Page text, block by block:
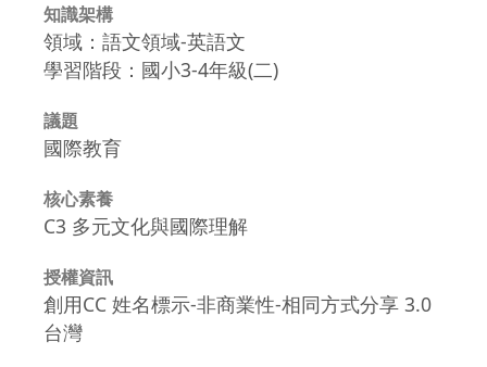
知識架構
領域：語文領域-英語文
學習階段：國小3-4年級(二)
議題
國際教育
核心素養
C3 多元文化與國際理解
授權資訊
創用CC 姓名標示-非商業性-相同方式分享 3.0
台灣